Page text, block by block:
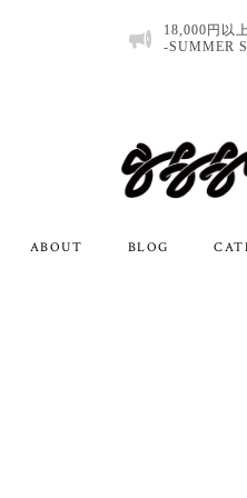
18,000円以
-SUMMER
ABOUT BLOG